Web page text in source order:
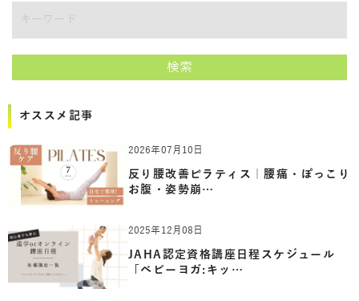
検索
オススメ記事
2026年07月10日
反り腰改善ピラティス｜腰痛・ぽっこり
お腹・姿勢崩…
2025年12月08日
JAHA認定資格講座日程スケジュール
「ベビーヨガ:キッ…